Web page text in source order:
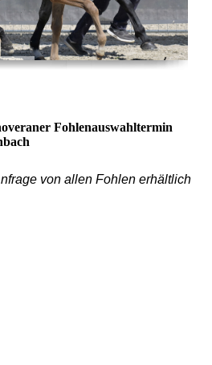
Fohlenauswahltermin
von allen Fohlen erhältlich